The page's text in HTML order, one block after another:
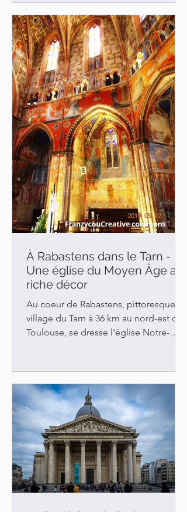
À Rabastens dans le Tarn -
Une église du Moyen Âge au
riche décor
Au coeur de Rabastens, pittoresque
village du Tarn à 36 km au nord-est de
Toulouse, se dresse l'église Notre-